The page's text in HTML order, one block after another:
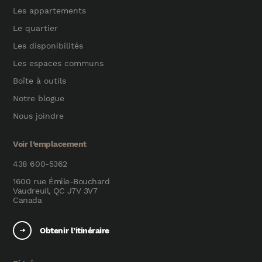
Les appartements
Le quartier
Les disponibilités
Les espaces communs
Boîte à outils
Notre blogue
Nous joindre
Voir l’emplacement
438 600-5362
1600 rue Émile-Bouchard
Vaudreuil, QC J7V 3V7
Canada
Obtenir l’itinéraire